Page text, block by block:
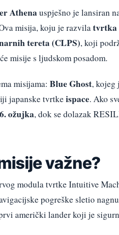
Athena uspješno je lansiran
misija, koju je razvilatvrtka
tereta (CLPS), koji
misije s ljudskom posadom.
misijama: Blue Ghost, kojeg
japanske tvrtkeispace. Ako
6. ožujka, dok se dolazak
važne?
modula tvrtke Intuitive
pogreške sletio
američki lander koji je